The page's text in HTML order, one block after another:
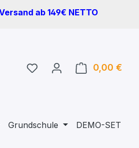
ab 149€ NETTO
Du hast 0 Produkte auf
0,00 €
Grundschule DEMO-SET